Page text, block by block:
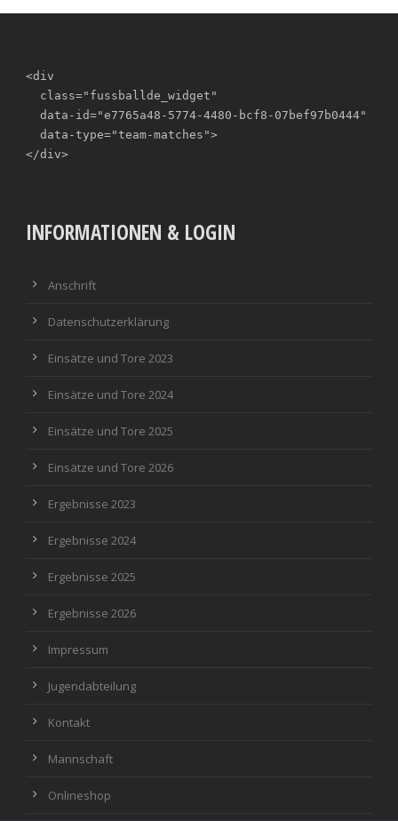
<div
</div>
INFORMATIONEN & LOGIN
Anschrift
Datenschutzerklärung
Einsätze und Tore 2023
Einsätze und Tore 2024
Einsätze und Tore 2025
Einsätze und Tore 2026
Ergebnisse 2023
Ergebnisse 2024
Ergebnisse 2025
Ergebnisse 2026
Impressum
Jugendabteilung
Kontakt
Mannschaft
Onlineshop